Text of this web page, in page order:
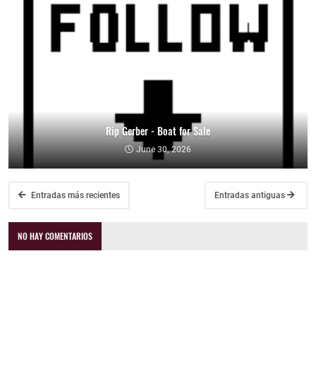
Rip Gerber - Boat for Sale
June 30, 2026
Entradas más recientes Entradas antiguas
NO HAY COMENTARIOS